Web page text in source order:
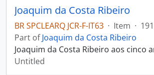
Joaquim da Costa Ribeiro
BR SPCLEARQ JCR-F-IT63 · Item ·
Part ofJoaquim da Costa Ribeiro
Joaquim da Costa Ribeiro aos cinco
Untitled